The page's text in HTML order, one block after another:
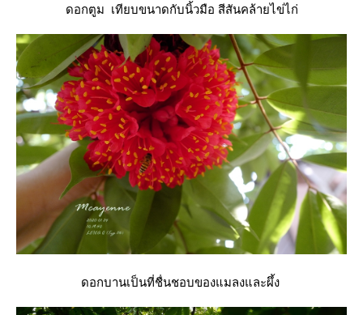
ดอกตูม เทียบขนาดกับนิ้วมือ สีสันคล้ายไข่ไก่
ดอกบานเป็นที่ชื่นชอบของแมลงและผึ้ง